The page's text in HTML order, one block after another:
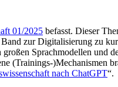
01/2025 befasst. Dieser
zur Digitalisierung zu
Sprachmodellen und
(Trainings-)Mechanismen
nach ChatGPT“.